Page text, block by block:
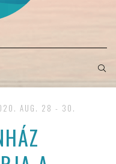
AUG. 28 - 30.